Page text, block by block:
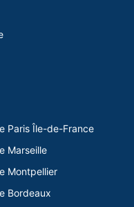
Paris Île-de-France
Marseille
Montpellier
Bordeaux